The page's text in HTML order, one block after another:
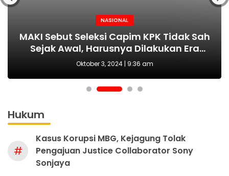
NASIONAL
HUT Polwan ke-76 Jadi Momentum
yang Tepat Wujudkan Perlindungan
Perempuan dan Anak
NASIONAL
MAKI Sebut Seleksi Capim KPK Tidak Sah
Sejak Awal, Harusnya Dilakukan Era
Prabowo
Oktober 3, 2024 | 9:36 am
NASIONAL
Polda Metro Jaya Kembali Tangkap 1
Tersangka Kasus Pembubaran Paksa
Diskusi di Kemang
BERITA
Kejari tetapkan Kades Sejahtera Sigi
tersangka korupsi ADD
Hukum
#
Kasus Korupsi MBG, Kejagung Tolak
Pengajuan Justice Collaborator Sony
Sonjaya